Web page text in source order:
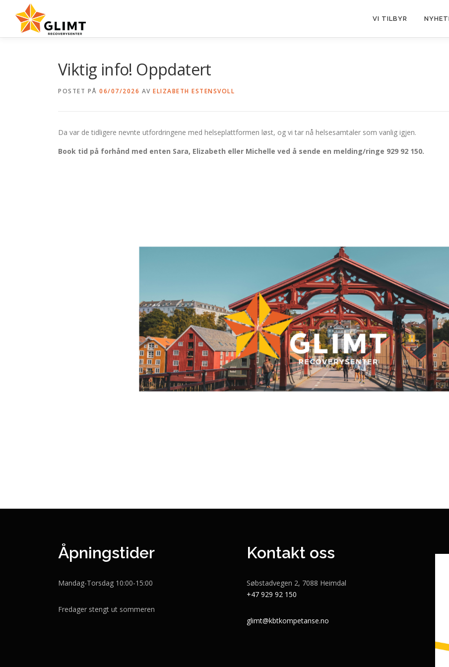
innhold
VI TILBYR
Viktig info! Oppdatert
POSTET PÅ 06/07/2026 AV ELIZABETH ESTENSVOLL
Da var de tidligere nevnte utfordringene med helseplattformen løst, og vi tar nå helsesamtaler som vanlig igjen.
Book tid på forhånd med enten Sara, Elizabeth eller Michelle ved å sende en melding/ringe 929 92 150.
Åpningstider
Mandag-Torsdag 10:00-15:00
Fredager stengt ut sommeren
Kontakt oss
Søbstadvegen 2, 7088 Heimdal
+47 929 92 150
glimt@kbtkompetanse.no